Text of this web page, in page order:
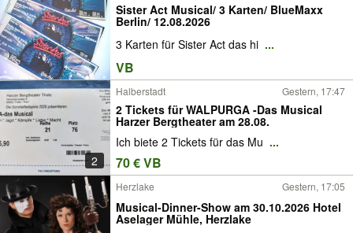
Sister Act Musical/ 3 Karten/ BlueMaxx
Berlin/ 12.08.2026
3 Karten für Sister Act das hi ...
VB
2
Halberstadt Gestern, 17:47
2 Tickets für WALPURGA -Das Musical
Harzer Bergtheater am 28.08.
Ich biete 2 Tickets für das Mu ...
70 € VB
Herzlake Gestern, 17:05
Musical-Dinner-Show am 30.10.2026 Hotel
Aselager Mühle, Herzlake